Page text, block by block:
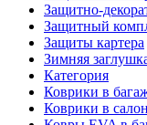
Защитно-
Защитный
Защиты картера
Зимняя
Категория
Коврики в
Коврики в салон